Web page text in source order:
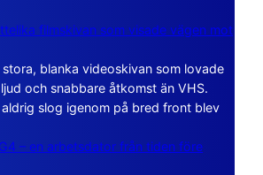
filmskivan som visade vägen mot
stora, blanka videoskivan som lovade
och snabbare åtkomst än VHS.
slog igenom på bred front blev
– en arbetsdator från tiden före